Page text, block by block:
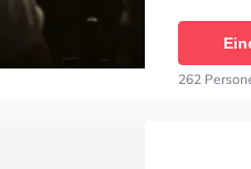
erhalten.
262